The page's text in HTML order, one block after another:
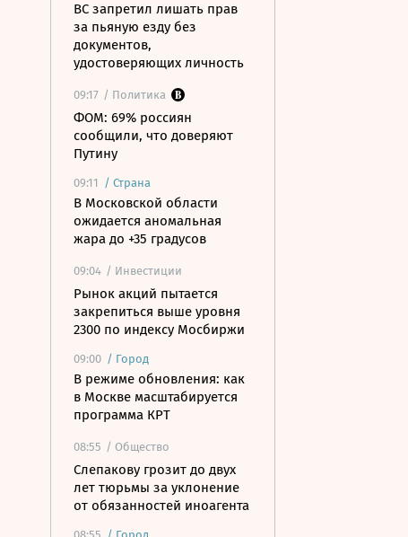
ВС запретил лишать прав
за пьяную езду без
документов,
удостоверяющих личность
09:17 / Политика
ФОМ: 69% россиян
сообщили, что доверяют
Путину
09:11 / Страна
В Московской области
ожидается аномальная
жара до +35 градусов
09:04 / Инвестиции
Рынок акций пытается
закрепиться выше уровня
2300 по индексу Мосбиржи
09:00 / Город
В режиме обновления: как
в Москве масштабируется
программа КРТ
08:55 / Общество
Слепакову грозит до двух
лет тюрьмы за уклонение
от обязанностей иноагента